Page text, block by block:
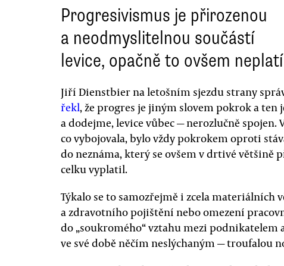
Progresivismus je přirozenou
a neodmyslitelnou součástí
levice, opačně to ovšem neplatí
Jiří Dienstbier na letošním sjezdu strany
řekl, že progres je jiným slovem pokrok a
a dodejme, levice vůbec — nerozlučně spojen.
co vybojovala, bylo vždy pokrokem oproti
do neznáma, který se ovšem v drtivé
celku vyplatil.
Týkalo se to samozřejmě i zcela materiálních
a zdravotního pojištění nebo omezení
do „soukromého“ vztahu mezi
ve své době něčím neslýchaným — troufalou